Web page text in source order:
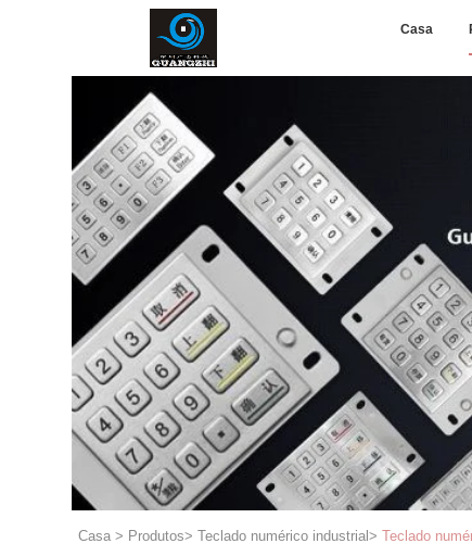
Casa
Casa > Produtos> Teclado numérico industrial > Teclado